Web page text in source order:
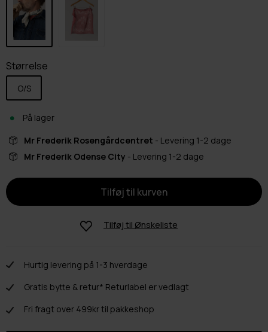
Størrelse
O/S
På lager
Mr Frederik Rosengårdcentret - Levering 1-2 dage
Mr Frederik Odense City - Levering 1-2 dage
Tilføj til Ønskeliste
Hurtig levering på 1-3 hverdage
Gratis bytte & retur* Returlabel er vedlagt
Fri fragt over 499kr til pakkeshop